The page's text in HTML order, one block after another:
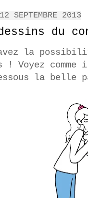
SEPTEMBRE 2013
du
la
! Voyez
la belle